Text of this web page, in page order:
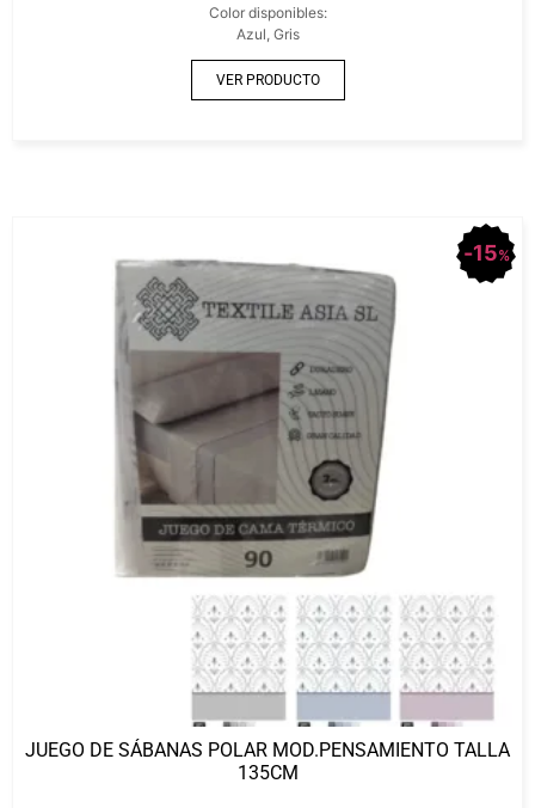
Color disponibles:
Azul, Gris
VER PRODUCTO
15%
JUEGO DE SÁBANAS POLAR MOD.PENSAMIENTO TALLA
135CM